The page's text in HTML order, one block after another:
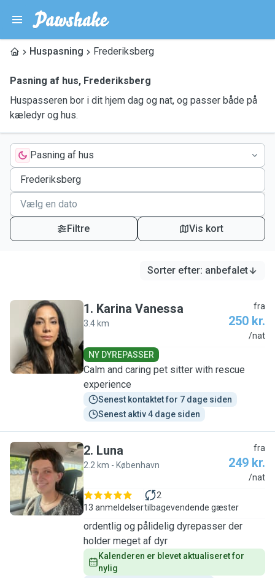
Huspasning Frederiksberg
Pasning af hus, Frederiksberg
Huspasseren bor i dit hjem dag og nat, og passer både på
kæledyr og hus.
Pasning af hus
Filtre Vis kort
Sorter efter: anbefalet
K
1. Karina Vanessa
3.4 km
fra
250 kr.
/nat
NY DYREPASSER
Calm and caring pet sitter with rescue
experience
Senest kontaktet for 7 dage siden
Senest aktiv 4 dage siden
L
2. Luna
2.2 km - København
fra
249 kr.
/nat
13 anmeldelser
2
tilbagevendende gæster
ordentlig og pålidelig dyrepasser der
holder meget af dyr
Kalenderen er blevet aktualiseret for
nylig